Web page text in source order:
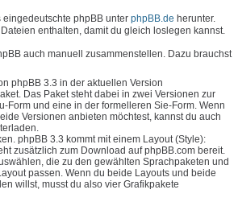
phpBB unter phpBB.de herunter.
enthalten, damit du gleich loslegen kannst.
auch manuell zusammenstellen. Dazu brauchst
phpBB 3.3 in der aktuellen Version
Das Paket steht dabei in zwei Versionen zur
Form und eine in der formelleren Sie-Form. Wenn
Versionen anbieten möchtest, kannst du auch
phpBB 3.3 kommt mit einem Layout (Style):
zusätzlich zum Download auf phpBB.com bereit.
die zu den gewählten Sprachpaketen und
passen. Wenn du beide Layouts und beide
willst, musst du also vier Grafikpakete